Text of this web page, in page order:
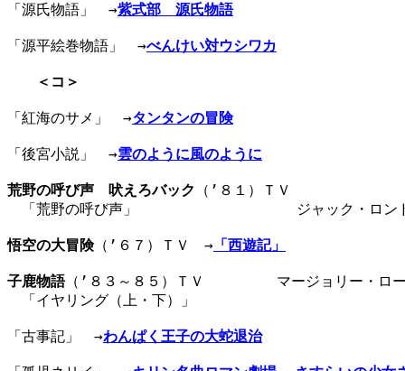
「源氏物語」　→紫式部　源氏物語
「源平絵巻物語」　→べんけい対ウシワカ
＜コ＞
「紅海のサメ」　→タンタンの冒険
「後宮小説」　→雲のように風のように
荒野の呼び声　吠えろバック
（’８１）ＴＶ
「荒野の呼び声」　　　　　　　　　　　ジャック・ロン
悟空の大冒険（’６７）ＴＶ　→ 「西遊記」
子鹿物語（’８３～８５）ＴＶ　　　　　マージョリー・ロ
「イヤリング（上・下）」　　　　　　　　　　　　　
「古事記」　→わんぱく王子の大蛇退治